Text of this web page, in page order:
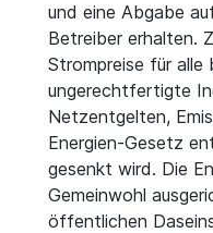
und eine Abgabe
Betreiber erhalten.
Strompreise für alle
ungerechtfertigte
Netzentgelten,
Energien-Gesetz
gesenkt wird. Die
Gemeinwohl
öffentlichen